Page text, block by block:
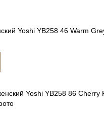
Yoshi YB258 46 Warm